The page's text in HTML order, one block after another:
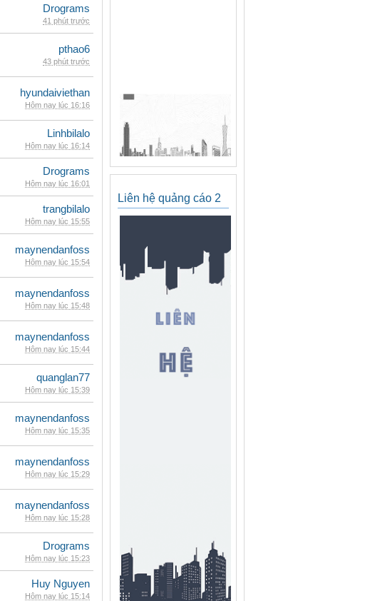
Drograms
41 phút trước
pthao6
43 phút trước
hyundaiviethan
Hôm nay lúc 16:16
Linhbilalo
Hôm nay lúc 16:14
Drograms
Hôm nay lúc 16:01
trangbilalo
Hôm nay lúc 15:55
maynendanfoss
Hôm nay lúc 15:54
maynendanfoss
Hôm nay lúc 15:48
maynendanfoss
Hôm nay lúc 15:44
quanglan77
Hôm nay lúc 15:39
maynendanfoss
Hôm nay lúc 15:35
maynendanfoss
Hôm nay lúc 15:29
maynendanfoss
Hôm nay lúc 15:28
Drograms
Hôm nay lúc 15:23
Huy Nguyen
Hôm nay lúc 15:14
Liên hệ quảng cáo 2